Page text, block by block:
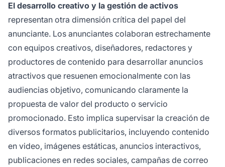
El desarrollo creativo y la gestión de activos
representan otra dimensión crítica del papel del
anunciante. Los anunciantes colaboran estrechamente
con equipos creativos, diseñadores, redactores y
productores de contenido para desarrollar anuncios
atractivos que resuenen emocionalmente con las
audiencias objetivo, comunicando claramente la
propuesta de valor del producto o servicio
promocionado. Esto implica supervisar la creación de
diversos formatos publicitarios, incluyendo contenido
en video, imágenes estáticas, anuncios interactivos,
publicaciones en redes sociales, campañas de correo